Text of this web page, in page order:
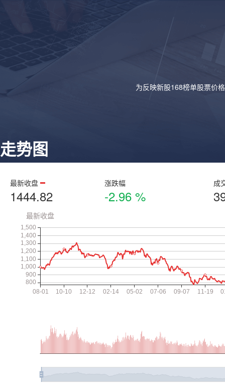
为反映新股168榜单股票价
走势图
最新收盘
1444.82
涨跌幅
-2.96 %
成